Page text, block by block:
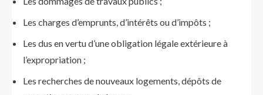
Les charges d’emprunts, d’intérêts ou d’impôts ;
Les dus en vertu d’une obligation légale extérieure à
l’expropriation ;
Les recherches de nouveaux logements, dépôts de